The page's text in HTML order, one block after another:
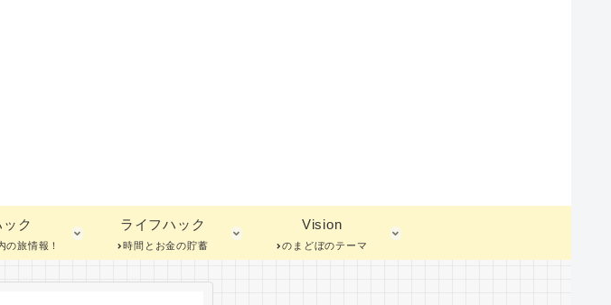
ク
の旅情報！
ライフハック
時間とお金の貯蓄
Vision
のまどぼのテーマ